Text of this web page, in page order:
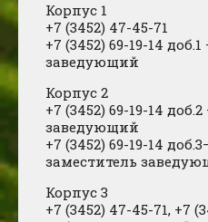
Корпус 1
+7 (3452) 47-45-71
+7 (3452) 69-19-14 доб.1
заведующий
Корпус 2
+7 (3452) 69-19-14 доб.2
заведующий
+7 (3452) 69-19-14
заместитель
Корпус 3
+7 (3452) 47-45-71, +7